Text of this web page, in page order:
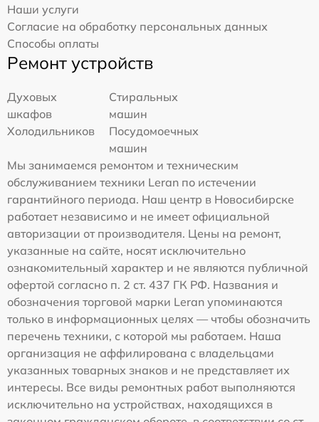
Наши услуги
Согласие на обработку персональных данных
Способы оплаты
Ремонт устройств
Духовых
шкафов
Стиральных
машин
Холодильников
Посудомоечных
машин
Мы занимаемся ремонтом и техническим
обслуживанием техники Leran по истечении
гарантийного периода. Наш центр в Новосибирске
работает независимо и не имеет официальной
авторизации от производителя. Цены на ремонт,
указанные на сайте, носят исключительно
ознакомительный характер и не являются публичной
офертой согласно п. 2 ст. 437 ГК РФ. Названия и
обозначения торговой марки Leran упоминаются
только в информационных целях — чтобы обозначить
перечень техники, с которой мы работаем. Наша
организация не аффилирована с владельцами
указанных товарных знаков и не представляет их
интересы. Все виды ремонтных работ выполняются
исключительно на устройствах, находящихся в